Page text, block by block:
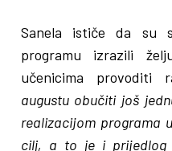
Sanela ističe da su
programu izrazili
učenicima provoditi
augustu obučiti još
realizacijom programa
cilj, a to je i prijedlog